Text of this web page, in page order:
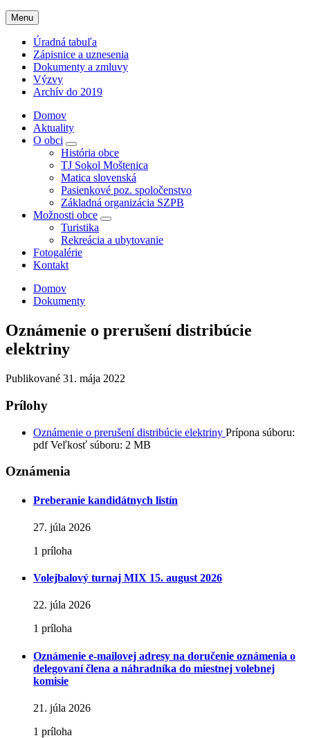
Menu
Úradná tabuľa
Zápisnice a uznesenia
Dokumenty a zmluvy
Výzvy
Archív do 2019
Domov
Aktuality
O obci
História obce
TJ Sokol Moštenica
Matica slovenská
Pasienkové poz. spoločenstvo
Základná organizácia SZPB
Možnosti obce
Turistika
Rekreácia a ubytovanie
Fotogalérie
Kontakt
Domov
Dokumenty
Oznámenie o prerušení distribúcie
elektriny
Publikované 31. mája 2022
Prílohy
Oznámenie o prerušení distribúcie elektriny Prípona súboru:
pdf Veľkosť súboru: 2 MB
Oznámenia
Preberanie kandidátnych listín
27. júla 2026
1 príloha
Volejbalový turnaj MIX 15. august 2026
22. júla 2026
1 príloha
Oznámenie e-mailovej adresy na doručenie oznámenia o
delegovaní člena a náhradníka do miestnej volebnej
komisie
21. júla 2026
1 príloha